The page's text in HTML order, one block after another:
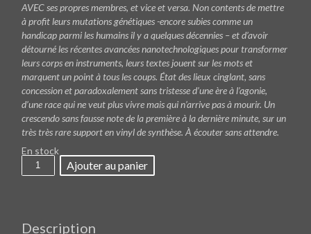
AVEC ses propres membres, et vice et versa. Non contents de mettre
à profit leurs mutations génétiques -encore subies comme un
handicap parmi les humains il y a quelques décennies – et d’avoir
détourné les récentes avancées nanotechnologiques pour transformer
leurs corps en instruments, leurs textes jouent sur les mots et
marquent un point à tous les coups. État des lieux cinglant, sans
concession et paradoxalement sans tristesse d’une ère à l’agonie,
d’une race qui ne veut plus vivre mais qui n’arrive pas à mourir. Un
crescendo sans fausse note de la première à la dernière minute, sur un
très très rare support en vinyl de synthèse. À écouter sans attendre.
En stock
quantité
URBAN
Carbone
Ajouter au panier
Description